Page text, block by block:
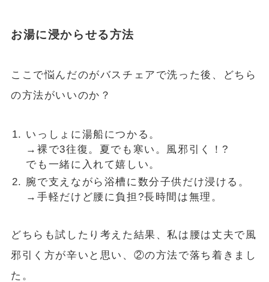
お湯に浸からせる方法
ここで悩んだのがバスチェアで洗った後、どちら
の方法がいいのか？
いっしょに湯船につかる。
→裸で3往復。夏でも寒い。風邪引く！?
でも一緒に入れて嬉しい。
腕で支えながら浴槽に数分子供だけ浸ける。
→手軽だけど腰に負担?長時間は無理。
どちらも試したり考えた結果、私は腰は丈夫で風
邪引く方が辛いと思い、②の方法で落ち着きまし
た。